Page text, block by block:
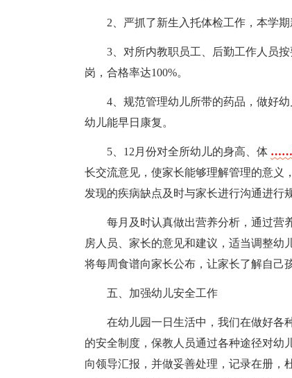
2、严抓了新生入托体检工作，本学
3、对所内教职员工、后勤工作人员
岗，合格率达100%。
4、规范管理幼儿所带的药品，做好
幼儿能早日康复。
5、12月份对全所幼儿的身高、体 ……
长交流意见，使家长能够理解管理的意义
发现的疾病缺点及时与家长进行沟通进行
每月及时认真做出营养分析，通过营
房人员、家长的意见和建议，适当调整幼
将每周食谱向家长公布，让家长了解自己
五、加强幼儿安全工作
在幼儿园一日生活中，我们在做好各
的安全制度，保教人员通过各种途径对幼
向领导汇报，并做妥善处理，记录在册，